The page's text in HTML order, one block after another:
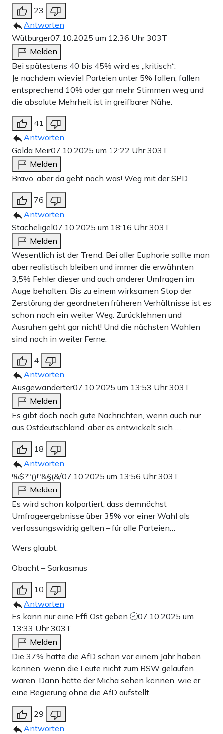
23
Antworten
Wütburger07.10.2025 um 12:36 Uhr303T
Melden
Bei spätestens 40 bis 45% wird es „kritisch“.
Je nachdem wieviel Parteien unter 5% fallen, fallen
entsprechend 10% oder gar mehr Stimmen weg und
die absolute Mehrheit ist in greifbarer Nähe.
41
Antworten
Golda Meir07.10.2025 um 12:22 Uhr303T
Melden
Bravo, aber da geht noch was! Weg mit der SPD.
76
Antworten
Stacheligel07.10.2025 um 18:16 Uhr303T
Melden
Wesentlich ist der Trend. Bei aller Euphorie sollte man
aber realistisch bleiben und immer die erwähnten
3,5% Fehler dieser und auch anderer Umfragen im
Auge behalten. Bis zu einem wirksamen Stop der
Zerstörung der geordneten früheren Verhältnisse ist es
schon noch ein weiter Weg. Zurücklehnen und
Ausruhen geht gar nicht! Und die nächsten Wahlen
sind noch in weiter Ferne.
4
Antworten
Ausgewanderter07.10.2025 um 13:53 Uhr303T
Melden
Es gibt doch noch gute Nachrichten, wenn auch nur
aus Ostdeutschland ,aber es entwickelt sich…..
18
Antworten
%$?"()!"&§(&/07.10.2025 um 13:56 Uhr303T
Melden
Es wird schon kolportiert, dass demnächst
Umfrageergebnisse über 35% vor einer Wahl als
verfassungswidrig gelten – für alle Parteien…
Wers glaubt.
Obacht – Sarkasmus
10
Antworten
Es kann nur eine Effi Ost geben
07.10.2025 um
13:33 Uhr303T
Melden
Die 37% hätte die AfD schon vor einem Jahr haben
können, wenn die Leute nicht zum BSW gelaufen
wären. Dann hätte der Micha sehen können, wie er
eine Regierung ohne die AfD aufstellt.
29
Antworten